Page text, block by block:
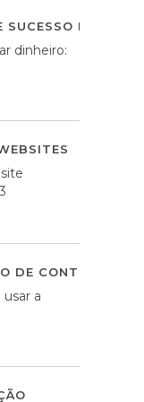
SUCESSO DE
dinheiro:
DE CONTEÚDOS
a